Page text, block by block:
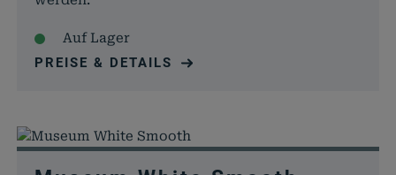
Auf Lager
PREISE & DETAILS